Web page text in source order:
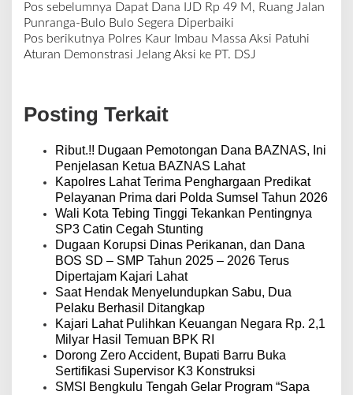
N
a
v
a
s
Pos sebelumnya Dapat Dana IJD Rp 49 M, Ruang Jalan
Punranga-Bulo Bulo Segera Diperbaiki
Pos berikutnya Polres Kaur Imbau Massa Aksi Patuhi
Aturan Demonstrasi Jelang Aksi ke PT. DSJ
Posting Terkait
Ribut.!! Dugaan Pemotongan Dana BAZNAS, Ini
Penjelasan Ketua BAZNAS Lahat
Kapolres Lahat Terima Penghargaan Predikat
Pelayanan Prima dari Polda Sumsel Tahun 2026
Wali Kota Tebing Tinggi Tekankan Pentingnya
SP3 Catin Cegah Stunting
Dugaan Korupsi Dinas Perikanan, dan Dana
BOS SD – SMP Tahun 2025 – 2026 Terus
Dipertajam Kajari Lahat
Saat Hendak Menyelundupkan Sabu, Dua
Pelaku Berhasil Ditangkap
Kajari Lahat Pulihkan Keuangan Negara Rp. 2,1
Milyar Hasil Temuan BPK RI
Dorong Zero Accident, Bupati Barru Buka
Sertifikasi Supervisor K3 Konstruksi
SMSI Bengkulu Tengah Gelar Program “Sapa